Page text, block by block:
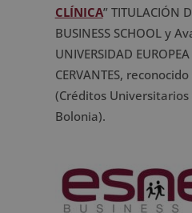
CLÍNICA” TITULACIÓN
BUSINESS SCHOOL y
UNIVERSIDAD
CERVANTES,
(Créditos Universitarios
Bolonia).